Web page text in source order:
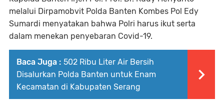
melalui Dirpamobvit Polda Banten Kombes Pol Edy
Sumardi menyatakan bahwa Polri harus ikut serta
dalam menekan penyebaran Covid-19.
Baca Juga : 502 Ribu Liter Air Bersih
Disalurkan Polda Banten untuk Enam
Kecamatan di Kabupaten Serang